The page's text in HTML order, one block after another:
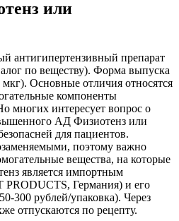
или
антигипертензивный препарат
по веществу). Форма выпуска
Основные отличия относятся
компоненты
многих интересует вопрос о
АД Физиотенз или
для пациентов.
поэтому важно
вещества, на которые
является импортным
PRODUCTS, Германия) и его
300 рублей/упаковка). Через
отпускаются по рецепту.